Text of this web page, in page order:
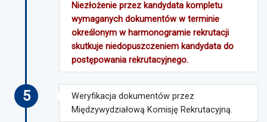
Niezłożenie przez kandydata kompletu
wymaganych dokumentów w terminie
określonym w harmonogramie rekrutacji
skutkuje niedopuszczeniem kandydata do
postępowania rekrutacyjnego.
Weryfikacja dokumentów przez
Międzywydziałową Komisję Rekrutacyjną.
5